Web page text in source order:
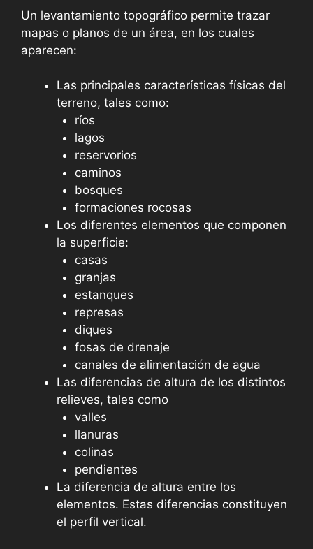
Un levantamiento topográfico permite trazar
mapas o planos de un área, en los cuales
aparecen:
Las principales características físicas del
terreno, tales como:
ríos
lagos
reservorios
caminos
bosques
formaciones rocosas
Los diferentes elementos que componen
la superficie:
casas
granjas
estanques
represas
diques
fosas de drenaje
canales de alimentación de agua
Las diferencias de altura de los distintos
relieves, tales como
valles
llanuras
colinas
pendientes
La diferencia de altura entre los
elementos. Estas diferencias constituyen
el perfil vertical.